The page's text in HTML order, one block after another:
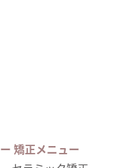
ー 矯正メニュー